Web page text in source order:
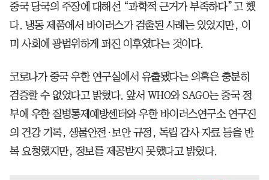
중국 당국의 주장에 대해선 “과학적 근거가 부족하다”고 했
다. 냉동 제품에서 바이러스가 검출된 사례는 있었지만, 이
미 사회에 광범위하게 퍼진 이후였다는 것이다.
코로나가 중국 우한 연구실에서 유출됐다는 의혹은 충분히
검증할 수 없었다고 밝혔다. 앞서 WHO와 SAGO는 중국 정
부에 우한 질병통제예방센터와 우한 바이러스연구소 연구진
의 건강 기록, 생물안전·보안 규정, 독립 감사 자료 등을 반
복 요청했지만, 정보를 제공받지 못했다고 밝혔다.